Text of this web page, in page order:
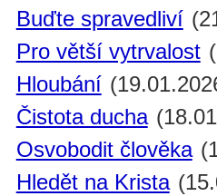
Buďte spravedliví
Pro větší vytrvalost
Hloubání
Čistota ducha
Osvobodit člověka
Hledět na Krista